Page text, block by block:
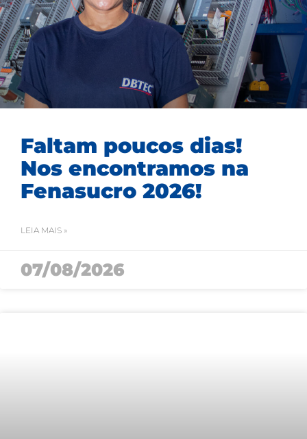
Faltam poucos dias!
Nos encontramos na
Fenasucro 2026!
LEIA MAIS »
07/08/2026